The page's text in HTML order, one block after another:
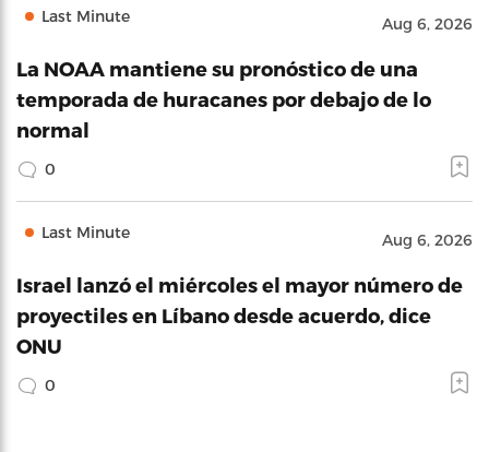
Last Minute Aug 6, 2026
La NOAA mantiene su pronóstico de una
temporada de huracanes por debajo de lo
normal
0
Last Minute Aug 6, 2026
Israel lanzó el miércoles el mayor número de
proyectiles en Líbano desde acuerdo, dice
ONU
0